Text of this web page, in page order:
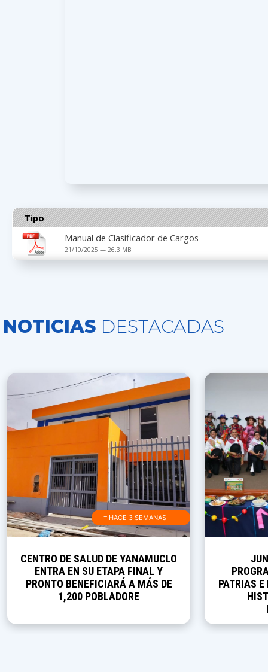
Tipo
Manual de Clasificador de Cargos
21/10/2025 — 26.3 MB
NOTICIAS DESTACADAS
≡ HACE 3 SEMANAS
CENTRO DE SALUD DE YANAMUCLO
ENTRA EN SU ETAPA FINAL Y
PRONTO BENEFICIARÁ A MÁS DE
1,200 POBLADORE
PATRIAS